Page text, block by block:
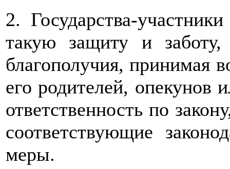
2. Государства-
такую защиту и
благополучия, принимая
его родителей, опекунов
ответственность по
соответствующие
меры.